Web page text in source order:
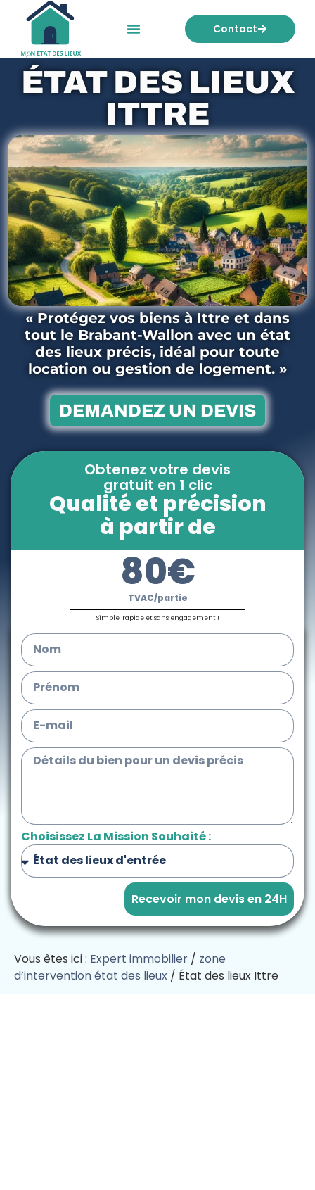
Contact
ÉTAT DES LIEUX
ITTRE
« Protégez vos biens à Ittre et dans
tout le Brabant-Wallon avec un état
des lieux précis, idéal pour toute
location ou gestion de logement. »
DEMANDEZ UN DEVIS
Obtenez votre devis
gratuit en 1 clic
Qualité et précision
à partir de
80€
TVAC/partie
Simple, rapide et sans engagement !
Choisissez La Mission Souhaité :
Recevoir mon devis en 24H
Vous êtes ici : Expert immobilier / zone
d’intervention état des lieux / État des lieux Ittre